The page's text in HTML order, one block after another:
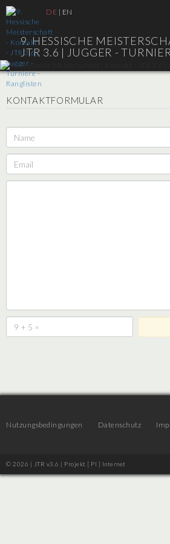
DE | EN
9. HESSISCHE
JTR 3.6 | JUGGER -
KONTAKTFORMULAR
Nutzungsbedingungen Datenschutz
© 2026 | JTR v3.6 | Projekt [ PI ] Internet